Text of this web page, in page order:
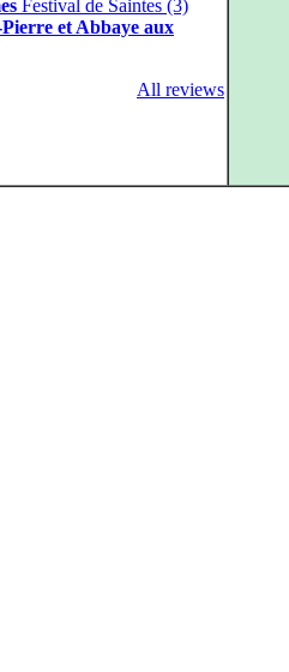
Festival de Saintes (3)
et Abbaye aux
All reviews